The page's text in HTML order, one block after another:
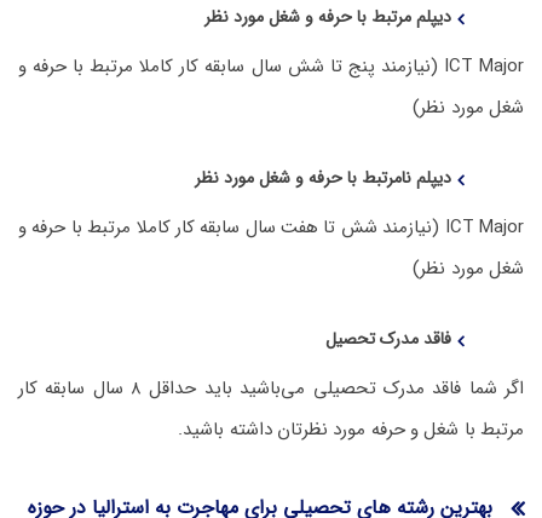
دیپلم مرتبط با حرفه و شغل مورد نظر
ICT Major (نیازمند پنج تا شش سال سابقه کار کاملا مرتبط با حرفه و
شغل مورد نظر)
دیپلم نامرتبط با حرفه و شغل مورد نظر
ICT Major (نیازمند شش تا هفت سال سابقه کار کاملا مرتبط با حرفه و
شغل مورد نظر)
فاقد مدرک تحصیل
اگر شما فاقد مدرک تحصیلی می‌باشید باید حداقل ۸ سال سابقه کار
مرتبط با شغل و حرفه مورد نظرتان داشته باشید.
بهترین رشته های تحصیلی برای مهاجرت به استرالیا در حوزه